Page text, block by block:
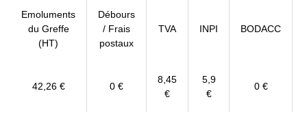
Emoluments
du Greffe
(HT)
Débours
/ Frais
postaux
TVA INPI BODACC
42,26 € 0 €
8,45
€
5,9
€
0 €